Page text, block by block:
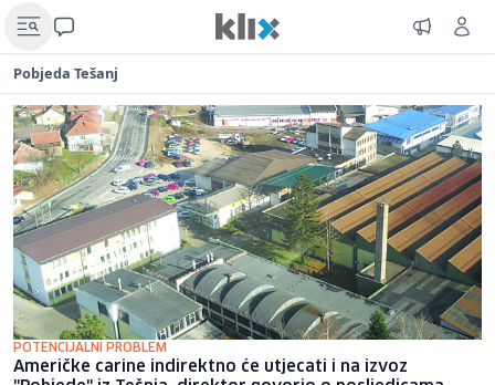
Pobjeda Tešanj
POTENCIJALNI PROBLEM
Američke carine indirektno će utjecati i na izvoz